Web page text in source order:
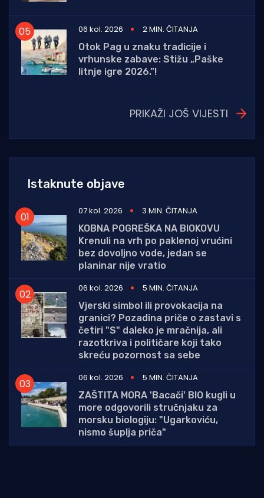
06 kol. 2026
2 MIN. ČITANJA
Otok Pag u znaku tradicije i
vrhunske zabave: Stižu „Paške
litnje igre 2026.”!
PRIKAŽI JOŠ VIJESTI
Istaknute objave
07 kol. 2026
3 MIN. ČITANJA
KOBNA POGREŠKA NA BIOKOVU
Krenuli na vrh po paklenoj vrućini
bez dovoljno vode, jedan se
planinar nije vratio
06 kol. 2026
5 MIN. ČITANJA
Vjerski simbol ili provokacija na
granici? Pozadina priče o zastavi s
četiri "S" daleko je mračnija, ali
razotkriva i političare koji tako
skreću pozornost sa sebe
06 kol. 2026
5 MIN. ČITANJA
ZAŠTITA MORA 'Bacači' BIO kugli u
more odgovorili stručnjaku za
morsku biologiju: "Ugarkoviću,
nismo šuplja priča"